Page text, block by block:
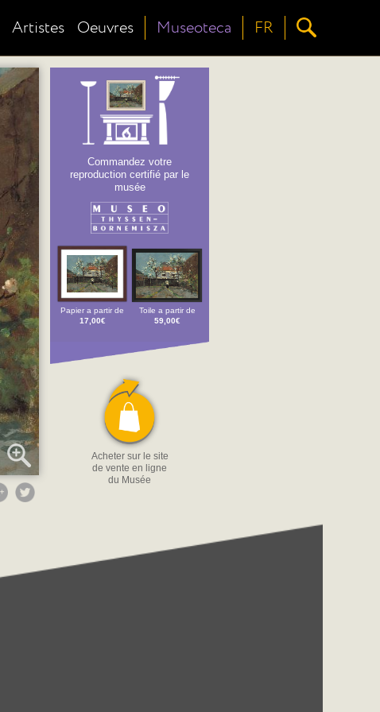
Artistes Oeuvres Museoteca FR
Commandez votre
reproduction certifié par le
musée
Papier a partir de
17,00€
Toile a partir de
59,00€
Acheter sur le site
de vente en ligne
du Musée